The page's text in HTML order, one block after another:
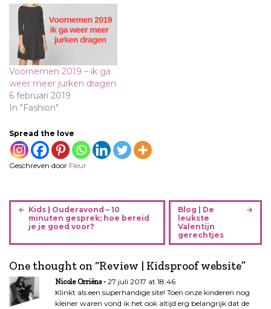
Voornemen 2019 – ik ga
weer meer jurken dragen
6 februari 2019
In "Fashion"
Spread the love
Geschreven door Fleur
B
i
c
h
t
n
Kids | Ouderavond – 10
minuten gesprek; hoe bereid
je je goed voor?
Blog | De
leukste
Valentijn
gerechtjes
One thought on “Review | Kidsproof website”
Nicole Orriëns
27 juli 2017 at 18:46
Klinkt als een superhandige site! Toen onze kinderen nog
kleiner waren vond ik het ook altijd erg belangrijk dat de